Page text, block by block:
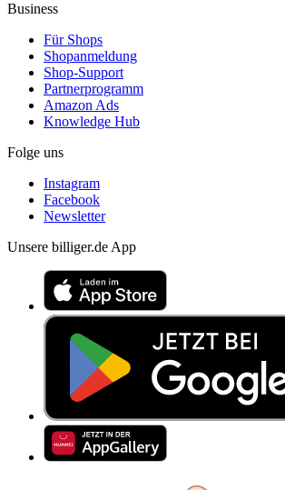
Business
Für Shops
Shopanmeldung
Shop-Support
Partnerprogramm
Amazon Ads
Knowledge Hub
Folge uns
Instagram
Facebook
Newsletter
Unsere billiger.de App